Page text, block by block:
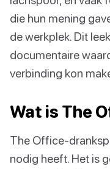
die hun mening
de werkplek. Dit
documentaire
verbinding kon
Wat is The
The Office-
nodig heeft. Het is